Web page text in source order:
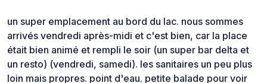
un super emplacement au bord du lac. nous sommes
arrivés vendredi après-midi et c'est bien, car la place
était bien animé et rempli le soir (un super bar delta et
un resto) (vendredi, samedi). les sanitaires un peu plus
loin mais propres. point d'eau. petite balade pour voir